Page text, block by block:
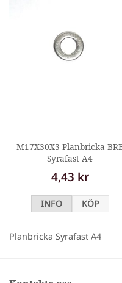
M17X30X3 Planbricka
Syrafast A4
4,43 kr
INFO KÖP
Planbricka Syrafast A4